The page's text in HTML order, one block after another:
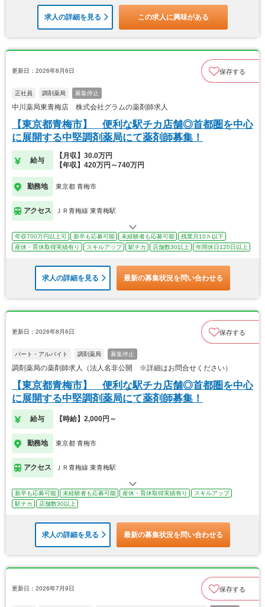
求人の詳細を見る この求人に興味がある
更新日：2026年8月6日 保存する
正社員 調剤薬局 募集停止
中川薬局東青梅店 株式会社グラムの薬剤師求人
【東京都青梅市】 便利な駅チカ店舗◎首都圏を中心
に展開する中堅調剤薬局にて薬剤師募集！
給与
【月収】30.0万円
【年収】420万円～740万円
勤務地 東京都 青梅市
アクセス ＪＲ青梅線 東青梅駅
年収700万円以上可 新卒も応募可能 未経験者も応募可能
残業月10ｈ以下
産休・育休取得実績有り
スキルアップ 駅チカ 店舗数30以上 年間休日120日以上
求人の詳細を見る 最新の募集状況を問い合わせる
更新日：2026年8月6日 保存する
パート・アルバイト 調剤薬局 募集停止
調剤薬局の薬剤師求人（法人名非公開 ※詳細はお問合せください）
【東京都青梅市】 便利な駅チカ店舗◎首都圏を中心
に展開する中堅調剤薬局にて薬剤師募集！
給与 【時給】2,000円～
勤務地 東京都 青梅市
アクセス ＪＲ青梅線 東青梅駅
新卒も応募可能 未経験者も応募可能 産休・育休取得実績有り
スキルアップ
駅チカ
店舗数30以上
求人の詳細を見る 最新の募集状況を問い合わせる
更新日：2026年7月9日 保存する